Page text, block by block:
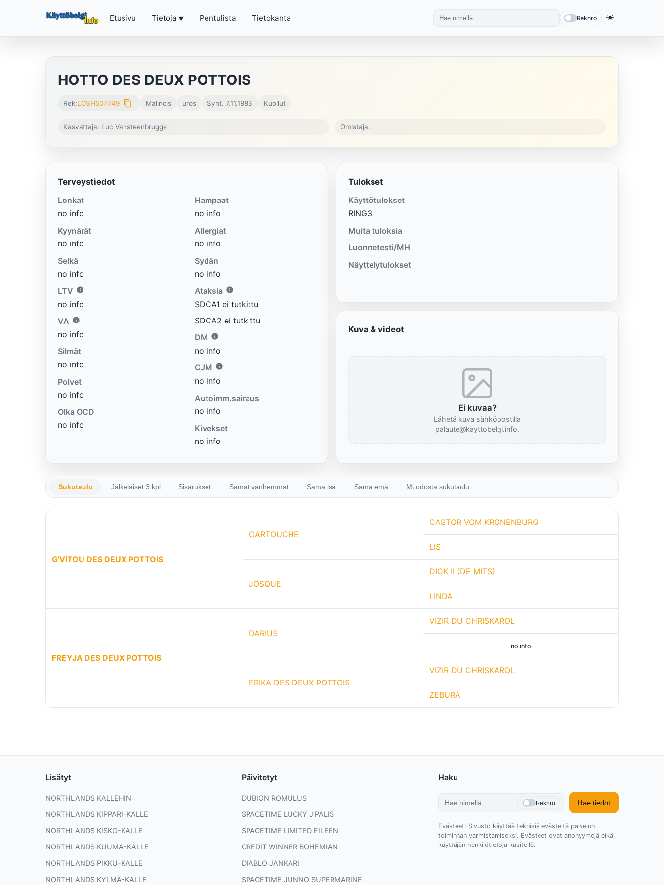
Etusivu Tietoja Pentulista Tietokanta Reknro ☀️
HOTTO DES DEUX POTTOIS
Rek:LOSH507749 content_copy Malinois uros Synt. 7.11.1983 Kuollut
Kasvattaja: Luc Vansteenbrugge Omistaja:
Terveystiedot
Lonkat
no info
Kyynärät
no info
Selkä
no info
LTV
no info
VA
no info
Silmät
no info
Polvet
no info
Olka OCD
no info
Hampaat
no info
Allergiat
no info
Sydän
no info
Ataksia
SDCA1 ei tutkittu
SDCA2 ei tutkittu
DM
no info
CJM
no info
Autoimm.sairaus
no info
Kivekset
no info
Tulokset
Käyttötulokset
RING3
Muita tuloksia
Luonnetesti/MH
Näyttelytulokset
Kuva & videot
Ei kuvaa?
Lähetä kuva sähköpostilla
palaute@kayttobelgi.info.
Sukutaulu Jälkeläiset 3 kpl Sisarukset Samat vanhemmat Sama isä Sama emä Muodosta sukutaulu
G'VITOU DES DEUX POTTOIS
CARTOUCHE
CASTOR VOM KRONENBURG
LIS
JOSQUE
DICK II (DE MITS)
LINDA
FREYJA DES DEUX POTTOIS
DARIUS
VIZIR DU CHRISKAROL
no info
ERIKA DES DEUX POTTOIS
VIZIR DU CHRISKAROL
ZEBURA
Lisätyt
NORTHLANDS KALLEHIN
NORTHLANDS KIPPARI-KALLE
NORTHLANDS KISKO-KALLE
NORTHLANDS KUUMA-KALLE
NORTHLANDS PIKKU-KALLE
NORTHLANDS KYLMÄ-KALLE
Päivitetyt
DUBION ROMULUS
SPACETIME LUCKY J'PALIS
SPACETIME LIMITED EILEEN
CREDIT WINNER BOHEMIAN
DIABLO JANKARI
SPACETIME JUNNO SUPERMARINE
Haku
Reknro Hae tiedot
Evästeet: Sivusto käyttää teknisiä evästeitä palvelun
toiminnan varmistamiseksi. Evästeet ovat anonyymejä eikä
käyttäjän henkilötietoja käsitellä.